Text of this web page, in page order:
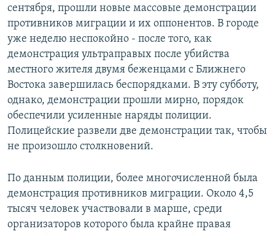
сентября, прошли новые массовые демонстрации
противников миграции и их оппонентов. В городе
уже неделю неспокойно - после того, как
демонстрация ультраправых после убийства
местного жителя двумя беженцами с Ближнего
Востока завершилась беспорядками. В эту субботу,
однако, демонстрации прошли мирно, порядок
обеспечили усиленные наряды полиции.
Полицейские развели две демонстрации так, чтобы
не произошло столкновений.
По данным полиции, более многочисленной была
демонстрация противников миграции. Около 4,5
тысяч человек участвовали в марше, среди
организаторов которого была крайне правая